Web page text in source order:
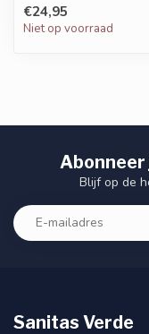
€24,95
Niet op voorraad
Blijf op de
Sanitas Verde